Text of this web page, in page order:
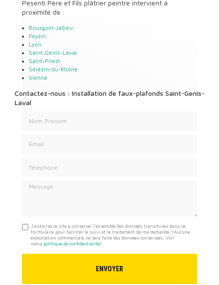
Pesenti Père et Fils plâtrier peintre intervient à
proximité de :
Bourgoin-Jallieu
Feyzin
Lyon
Saint-Genis-Laval
Saint-Priest
Sérézin-du-Rhône
Vienne
Contactez-nous : Installation de faux-plafonds Saint-Genis-
Laval
Message
J'autorise ce site à conserver l'ensemble des données transmises dans ce
formulaire pour faciliter le suivi et le traitement de ma demande. (Aucune
exploitation commerciale ne sera faite des données conservées. Voir
notre politique de confidentialité)